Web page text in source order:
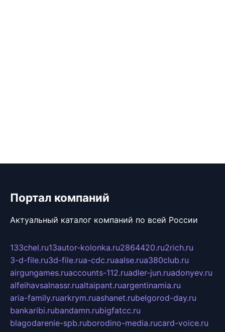
Портал компаний
Актуальный каталог компаний по всей России
133chel.ru13autor-kolonka.ru2864420.ru2rich.ru
3-d-file.ru3d-file.rua-cdc.ruaalse.rua380club.ru
airgungames.ruaccounts-112.ruadler-jun.ruadonyev.ru
alfeihavsalnassr.rualtaipant.ruargentinamia.ru
aria-family.ruarkrym.ruashanet.rubelgorod-day.ru
bankaribi.rubandamn.rubigfatcc.ru
blagodarenie-spb.ruborodino-media.rucard-voice.ru